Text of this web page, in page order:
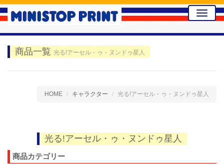
Toggle
商品一覧 光る!アーセル・ゥ・ヌンドゥ星人
HOME キャラクター 光る!アーセル・ゥ・ヌンドゥ星人
光る!アーセル・ゥ・ヌンドゥ星人
商品カテゴリー